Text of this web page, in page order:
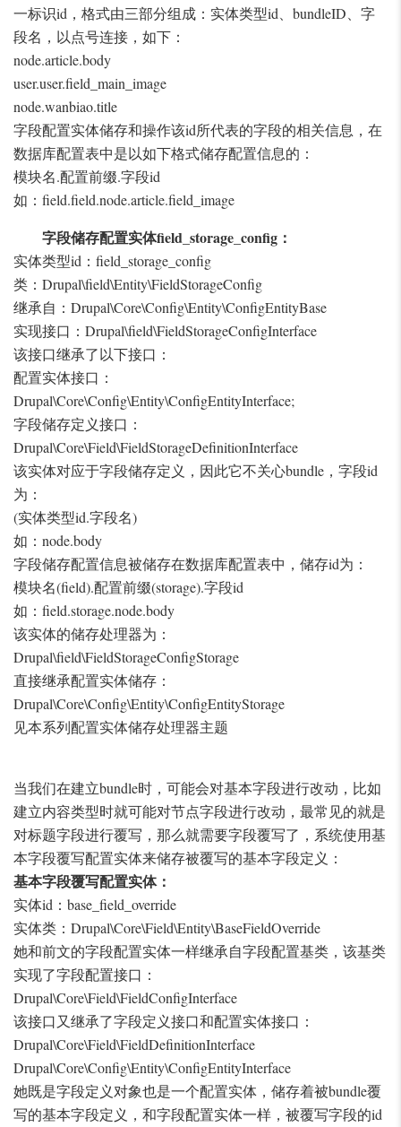
一标识id，格式由三部分组成：实体类型id、bundleID、字
段名，以点号连接，如下：
node.article.body
user.user.field_main_image
node.wanbiao.title
字段配置实体储存和操作该id所代表的字段的相关信息，在
数据库配置表中是以如下格式储存配置信息的：
模块名.配置前缀.字段id
如：field.field.node.article.field_image
字段储存配置实体field_storage_config：
实体类型id：field_storage_config
类：Drupal\field\Entity\FieldStorageConfig
继承自：Drupal\Core\Config\Entity\ConfigEntityBase
实现接口：Drupal\field\FieldStorageConfigInterface
该接口继承了以下接口：
配置实体接口：
Drupal\Core\Config\Entity\ConfigEntityInterface;
字段储存定义接口：
Drupal\Core\Field\FieldStorageDefinitionInterface
该实体对应于字段储存定义，因此它不关心bundle，字段id
为：
(实体类型id.字段名)
如：node.body
字段储存配置信息被储存在数据库配置表中，储存id为：
模块名(field).配置前缀(storage).字段id
如：field.storage.node.body
该实体的储存处理器为：
Drupal\field\FieldStorageConfigStorage
直接继承配置实体储存：
Drupal\Core\Config\Entity\ConfigEntityStorage
见本系列配置实体储存处理器主题
当我们在建立bundle时，可能会对基本字段进行改动，比如
建立内容类型时就可能对节点字段进行改动，最常见的就是
对标题字段进行覆写，那么就需要字段覆写了，系统使用基
本字段覆写配置实体来储存被覆写的基本字段定义：
基本字段覆写配置实体：
实体id：base_field_override
实体类：Drupal\Core\Field\Entity\BaseFieldOverride
她和前文的字段配置实体一样继承自字段配置基类，该基类
实现了字段配置接口：
Drupal\Core\Field\FieldConfigInterface
该接口又继承了字段定义接口和配置实体接口：
Drupal\Core\Field\FieldDefinitionInterface
Drupal\Core\Config\Entity\ConfigEntityInterface
她既是字段定义对象也是一个配置实体，储存着被bundle覆
写的基本字段定义，和字段配置实体一样，被覆写字段的id